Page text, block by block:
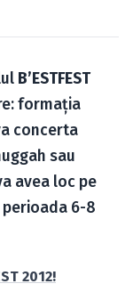
B’ESTFEST
formaţia
concerta
sau
avea loc pe
perioada 6-8
2012!